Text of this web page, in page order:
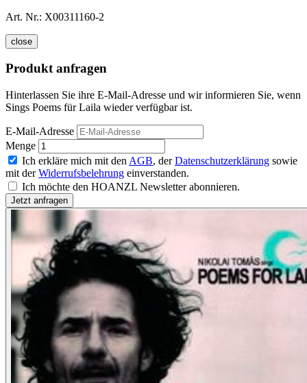
Art. Nr.: X00311160-2
close
Produkt anfragen
Hinterlassen Sie ihre E-Mail-Adresse und wir informieren Sie, wenn
Sings Poems für Laila wieder verfügbar ist.
E-Mail-Adresse
Menge
Ich erkläre mich mit den AGB, derDatenschutzerklärung sowie
mit derWiderrufsbelehrung einverstanden.
Ich möchte den HOANZL Newsletter abonnieren.